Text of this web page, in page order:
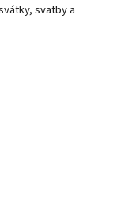
svatby a